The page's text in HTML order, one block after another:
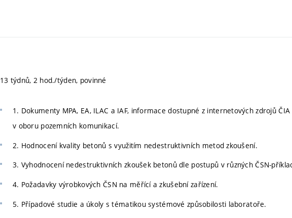
13 týdnů, 2 hod./týden, povinné
1. Dokumenty MPA, EA, ILAC a IAF, informace dostupné z internetových zdrojů
v oboru pozemních komunikací.
2. Hodnocení kvality betonů s využitím nedestruktivních metod zkoušení.
3. Vyhodnocení nedestruktivních zkoušek betonů dle postupů v různých ČSN-
4. Požadavky výrobkových ČSN na měřící a zkušební zařízení.
5. Případové studie a úkoly s tématikou systémové způsobilosti laboratoře.